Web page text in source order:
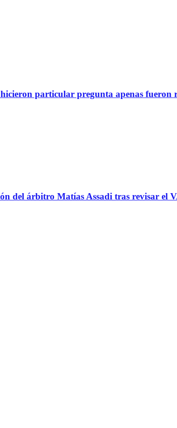
particular pregunta apenas fueron
del árbitro Matías Assadi tras revisar el